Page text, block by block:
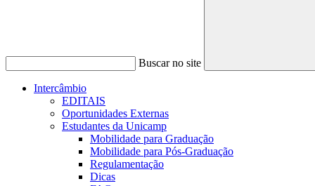
Buscar no site
Intercâmbio
EDITAIS
Oportunidades Externas
Estudantes da Unicamp
Mobilidade para Graduação
Mobilidade para Pós-Graduação
Regulamentação
Dicas